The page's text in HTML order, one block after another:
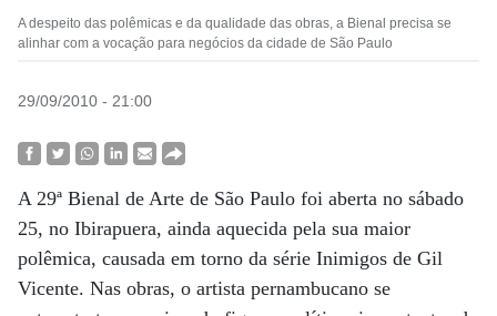
A despeito das polêmicas e da qualidade das obras, a Bienal precisa se
alinhar com a vocação para negócios da cidade de São Paulo
29/09/2010 - 21:00
A 29ª Bienal de Arte de São Paulo foi aberta no sábado
25, no Ibirapuera, ainda aquecida pela sua maior
polêmica, causada em torno da série Inimigos de Gil
Vicente. Nas obras, o artista pernambucano se